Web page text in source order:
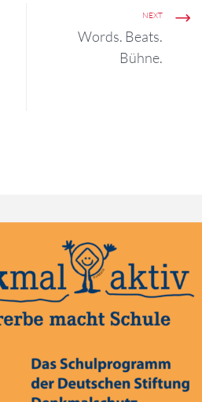
NEXT
Words. Beats.
Bühne.